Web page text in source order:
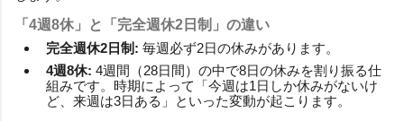
「4週8休」と「完全週休2日制」の違い
完全週休2日制: 毎週必ず2日の休みがあります。
4週8休: 4週間（28日間）の中で8日の休みを割り振る仕
組みです。時期によって「今週は1日しか休みがないけ
ど、来週は3日ある」といった変動が起こります。